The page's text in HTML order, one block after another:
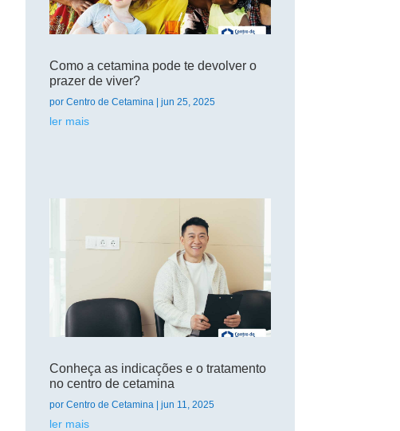
Como a cetamina pode te devolver o
prazer de viver?
por Centro de Cetamina| jun 25, 2025
ler mais
Conheça as indicações e o tratamento
no centro de cetamina
por Centro de Cetamina| jun 11, 2025
ler mais